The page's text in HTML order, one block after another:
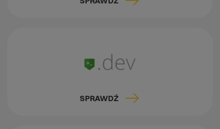
SPRAWDŹ